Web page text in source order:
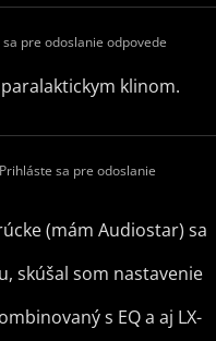
pre odoslanie odpovede
klinom.
Prihláste sa pre odoslanie
(mám Audiostar) sa
skúšal som nastavenie
s EQ a aj LX-